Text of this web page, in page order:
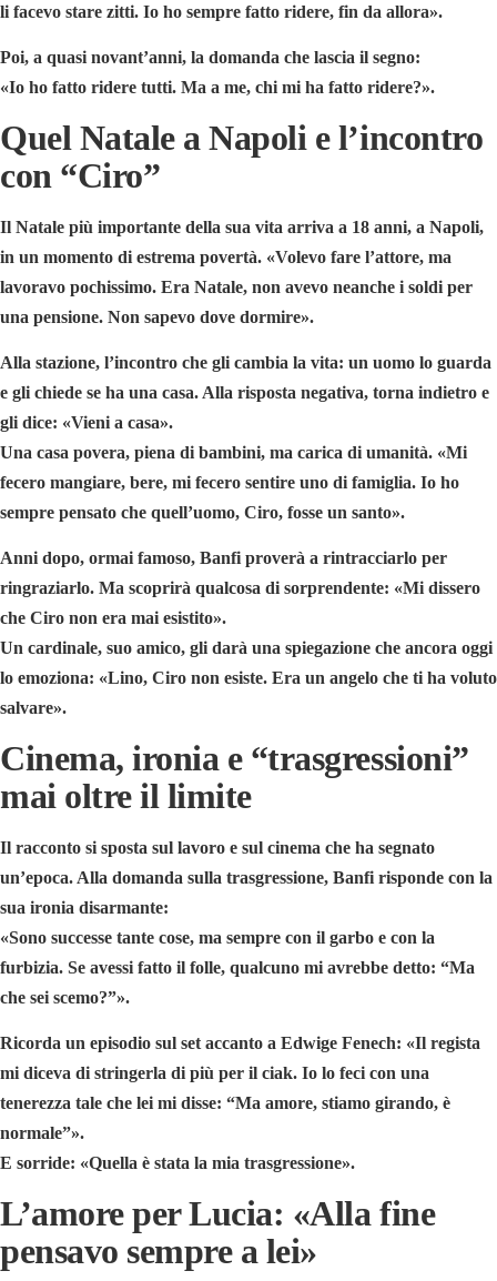
li facevo stare zitti. Io ho sempre fatto ridere, fin da allora».
Poi, a quasi novant’anni, la domanda che lascia il segno:
«Io ho fatto ridere tutti. Ma a me, chi mi ha fatto ridere?».
Quel Natale a Napoli e l’incontro
con “Ciro”
Il Natale più importante della sua vita arriva a 18 anni, a Napoli,
in un momento di estrema povertà. «Volevo fare l’attore, ma
lavoravo pochissimo. Era Natale, non avevo neanche i soldi per
una pensione. Non sapevo dove dormire».
Alla stazione, l’incontro che gli cambia la vita: un uomo lo guarda
e gli chiede se ha una casa. Alla risposta negativa, torna indietro e
gli dice: «Vieni a casa».
Una casa povera, piena di bambini, ma carica di umanità. «Mi
fecero mangiare, bere, mi fecero sentire uno di famiglia. Io ho
sempre pensato che quell’uomo, Ciro, fosse un santo».
Anni dopo, ormai famoso, Banfi proverà a rintracciarlo per
ringraziarlo. Ma scoprirà qualcosa di sorprendente: «Mi dissero
che Ciro non era mai esistito».
Un cardinale, suo amico, gli darà una spiegazione che ancora oggi
lo emoziona: «Lino, Ciro non esiste. Era un angelo che ti ha voluto
salvare».
Cinema, ironia e “trasgressioni”
mai oltre il limite
Il racconto si sposta sul lavoro e sul cinema che ha segnato
un’epoca. Alla domanda sulla trasgressione, Banfi risponde con la
sua ironia disarmante:
«Sono successe tante cose, ma sempre con il garbo e con la
furbizia. Se avessi fatto il folle, qualcuno mi avrebbe detto: “Ma
che sei scemo?”».
Ricorda un episodio sul set accanto a Edwige Fenech: «Il regista
mi diceva di stringerla di più per il ciak. Io lo feci con una
tenerezza tale che lei mi disse: “Ma amore, stiamo girando, è
normale”».
E sorride: «Quella è stata la mia trasgressione».
L’amore per Lucia: «Alla fine
pensavo sempre a lei»